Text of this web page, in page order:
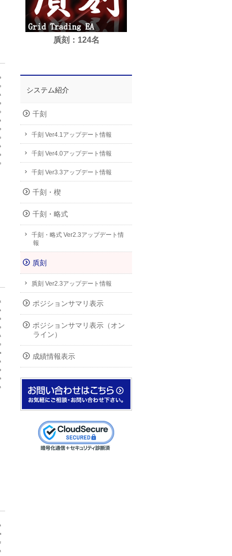
貭刻：124名
システム紹介
千刻
千刻 Ver4.1アップデート情報
千刻 Ver4.0アップデート情報
千刻 Ver3.3アップデート情報
千刻・楔
千刻・略式
千刻・略式 Ver2.3アップデート情
報
貭刻
貭刻 Ver2.3アップデート情報
ポジションサマリ表示
ポジションサマリ表示（オン
ライン）
成績情報表示